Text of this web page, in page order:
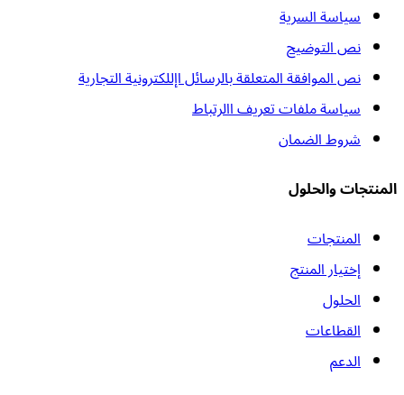
سياسة السرية
نص التوضيح
نص الموافقة المتعلقة بالرسائل اإللكترونية التجارية
سياسة ملفات تعريف االرتباط
شروط الضمان
المنتجات والحلول
المنتجات
إختيار المنتج
الحلول
القطاعات
الدعم